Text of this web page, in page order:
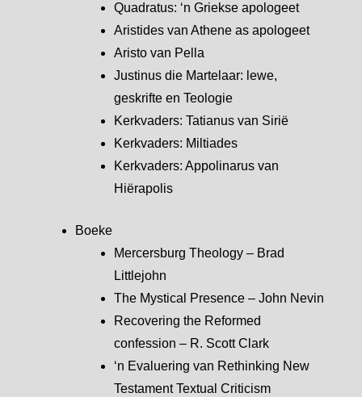
Quadratus: ‘n Griekse apologeet
Aristides van Athene as apologeet
Aristo van Pella
Justinus die Martelaar: lewe,
geskrifte en Teologie
Kerkvaders: Tatianus van Sirië
Kerkvaders: Miltiades
Kerkvaders: Appolinarus van
Hiërapolis
Boeke
Mercersburg Theology – Brad
Littlejohn
The Mystical Presence – John Nevin
Recovering the Reformed
confession – R. Scott Clark
‘n Evaluering van Rethinking New
Testament Textual Criticism